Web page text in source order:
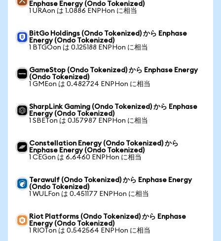
Enphase Energy (Ondo Tokenized)
1 URAon は 1.0886 ENPHon に相当
BitGo Holdings (Ondo Tokenized) から Enphase
Energy (Ondo Tokenized)
1 BTGOon は 0.125188 ENPHon に相当
GameStop (Ondo Tokenized) から Enphase Energy
(Ondo Tokenized)
1 GMEon は 0.482724 ENPHon に相当
SharpLink Gaming (Ondo Tokenized) から Enphase
Energy (Ondo Tokenized)
1 SBETon は 0.157987 ENPHon に相当
Constellation Energy (Ondo Tokenized) から
Enphase Energy (Ondo Tokenized)
1 CEGon は 6.6460 ENPHon に相当
Terawulf (Ondo Tokenized) から Enphase Energy
(Ondo Tokenized)
1 WULFon は 0.451177 ENPHon に相当
Riot Platforms (Ondo Tokenized) から Enphase
Energy (Ondo Tokenized)
1 RIOTon は 0.542564 ENPHon に相当